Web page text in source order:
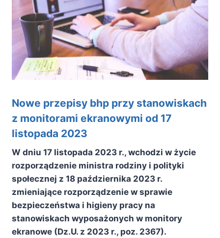
Nowe przepisy bhp przy stanowiskach
z monitorami ekranowymi od 17
listopada 2023
W dniu 17 listopada 2023 r., wchodzi w życie
rozporządzenie ministra rodziny i polityki
społecznej z 18 października 2023 r.
zmieniające rozporządzenie w sprawie
bezpieczeństwa i higieny pracy na
stanowiskach wyposażonych w monitory
ekranowe (Dz.U. z 2023 r., poz. 2367).